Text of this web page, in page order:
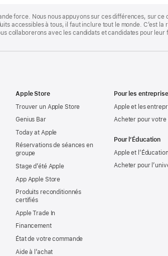
force. Nous nous appuyons sur ces différences, sur
accessibles à tous, il faut inclure tout le monde. C’est la
collaborerons avec les candidats et candidates pour leur
Apple Store
Trouver un Apple Store
Genius Bar
Today at Apple
Réservations de séances en
groupe
Stage d’été Apple
App Apple Store
Produits reconditionnés
certifiés
Apple Trade In
Financement
État de votre commande
Aide à l’achat
Pour les
Apple et les
Acheter pour votre
Pour l’Éducation
Apple et l’Éducation
Acheter pour